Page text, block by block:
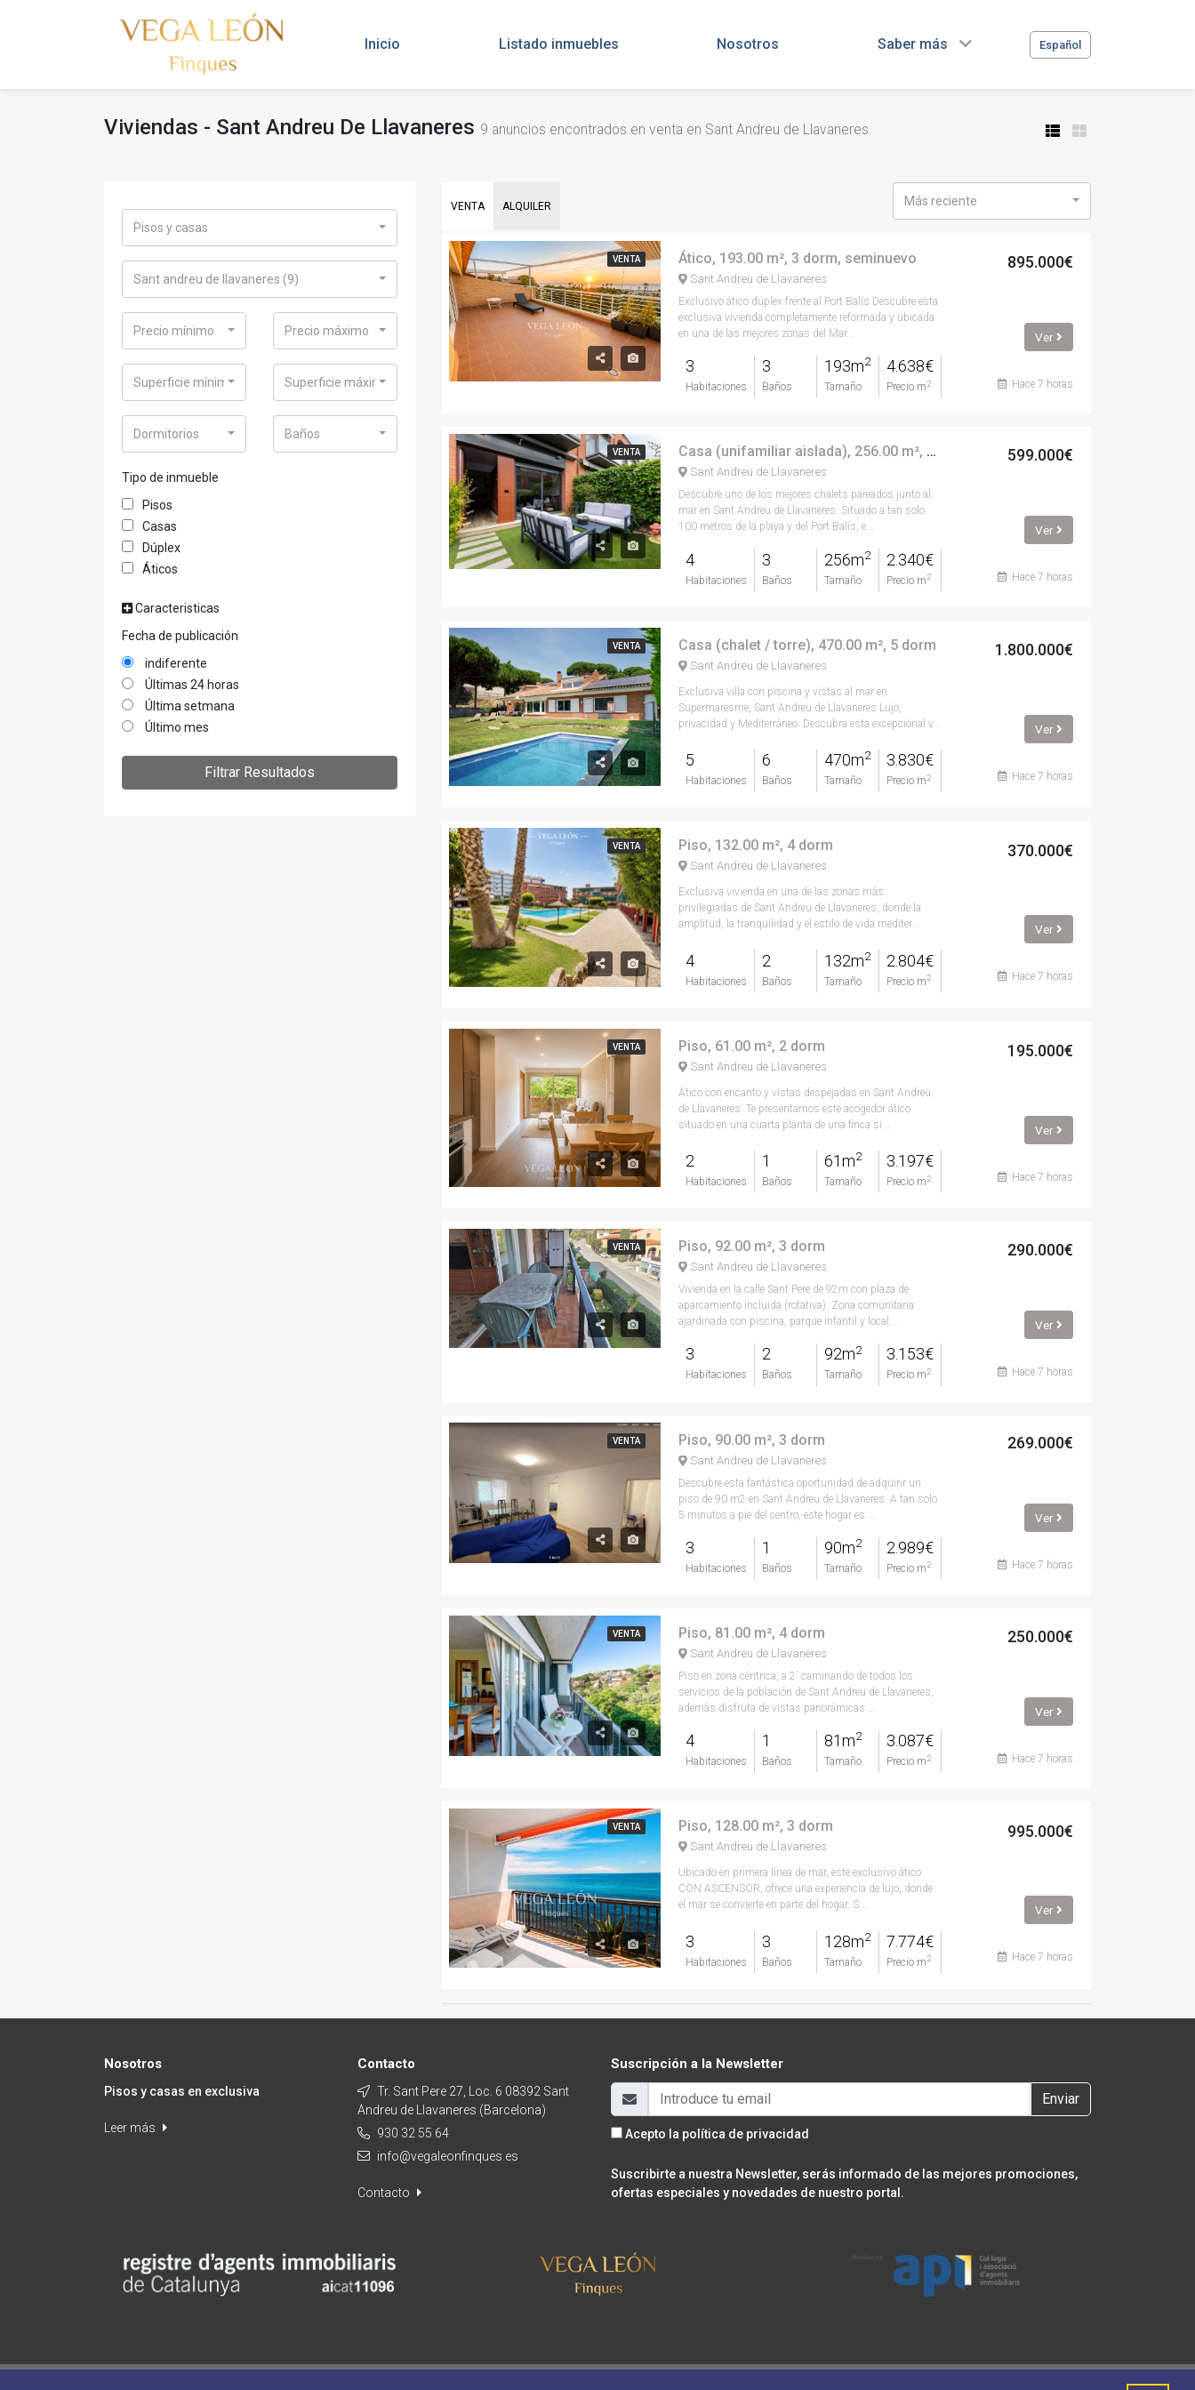
Inicio Listado inmuebles Nosotros Saber más Español
Viviendas - Sant Andreu De Llavaneres 9 anuncios encontrados en venta en Sant Andreu de Llavaneres.
Pisos y casas
Sant andreu de llavaneres (9)
Precio mínimo Precio máximo
Superficie mínima Superficie máxima
Dormitorios Baños
Tipo de inmueble
Pisos
Casas
Dúplex
Áticos
Caracteristicas
Fecha de publicación
indiferente
Últimas 24 horas
Última setmana
Último mes
Filtrar Resultados
VENTA ALQUILER Más reciente
VENTA Ático, 193.00 m², 3 dorm, seminuevo
Sant Andreu de Llavaneres
Exclusivo ático dúplex frente al Port Balís Descubre esta
exclusiva vivienda completamente reformada y ubicada
en una de las mejores zonas del Mar...
3
Habitaciones
3
Baños
193m2
Tamaño
4.638€
Precio m 2
895.000€
Ver
Hace 7 horas
VENTA Casa (unifamiliar aislada), 256.00 m², 4 dorm, seminuevo
Sant Andreu de Llavaneres
Descubre uno de los mejores chalets pareados junto al
mar en Sant Andreu de Llavaneres. Situado a tan solo
100 metros de la playa y del Port Balís, e...
4
Habitaciones
3
Baños
256m2
Tamaño
2.340€
Precio m 2
599.000€
Ver
Hace 7 horas
VENTA Casa (chalet / torre), 470.00 m², 5 dorm
Sant Andreu de Llavaneres
Exclusiva villa con piscina y vistas al mar en
Supermaresme, Sant Andreu de Llavaneres Lujo,
privacidad y Mediterráneo. Descubra esta excepcional v...
5
Habitaciones
6
Baños
470m2
Tamaño
3.830€
Precio m 2
1.800.000€
Ver
Hace 7 horas
VENTA Piso, 132.00 m², 4 dorm
Sant Andreu de Llavaneres
Exclusiva vivienda en una de las zonas más
privilegiadas de Sant Andreu de Llavaneres, donde la
amplitud, la tranquilidad y el estilo de vida mediter...
4
Habitaciones
2
Baños
132m2
Tamaño
2.804€
Precio m 2
370.000€
Ver
Hace 7 horas
VENTA Piso, 61.00 m², 2 dorm
Sant Andreu de Llavaneres
Ático con encanto y vistas despejadas en Sant Andreu
de Llavaneres. Te presentamos este acogedor ático
situado en una cuarta planta de una finca si...
2
Habitaciones
1
Baños
61m2
Tamaño
3.197€
Precio m 2
195.000€
Ver
Hace 7 horas
VENTA Piso, 92.00 m², 3 dorm
Sant Andreu de Llavaneres
Vivienda en la calle Sant Pere de 92m con plaza de
aparcamiento incluida (rotativa). Zona comunitaria
ajardinada con piscina, parque infantil y local...
3
Habitaciones
2
Baños
92m2
Tamaño
3.153€
Precio m 2
290.000€
Ver
Hace 7 horas
VENTA Piso, 90.00 m², 3 dorm
Sant Andreu de Llavaneres
Descubre esta fantástica oportunidad de adquirir un
piso de 90 m2 en Sant Andreu de Llavaneres. A tan solo
5 minutos a pie del centro, este hogar es ...
3
Habitaciones
1
Baños
90m2
Tamaño
2.989€
Precio m 2
269.000€
Ver
Hace 7 horas
VENTA Piso, 81.00 m², 4 dorm
Sant Andreu de Llavaneres
Piso en zona céntrica, a 2` caminando de todos los
servicios de la población de Sant Andreu de Llavaneres,
además disfruta de vistas panorámicas ...
4
Habitaciones
1
Baños
81m2
Tamaño
3.087€
Precio m 2
250.000€
Ver
Hace 7 horas
VENTA Piso, 128.00 m², 3 dorm
Sant Andreu de Llavaneres
Ubicado en primera línea de mar, este exclusivo ático
CON ASCENSOR, ofrece una experiencia de lujo, donde
el mar se convierte en parte del hogar. S...
3
Habitaciones
3
Baños
128m2
Tamaño
7.774€
Precio m 2
995.000€
Ver
Hace 7 horas
Nosotros
Pisos y casas en exclusiva
Leer más
Contacto
Tr. Sant Pere 27, Loc. 6 08392 Sant
Andreu de Llavaneres (Barcelona)
930 32 55 64
info@vegaleonfinques.es
Contacto
Suscripción a la Newsletter
Enviar
Acepto la política de privacidad
Suscribirte a nuestra Newsletter, serás informado de las mejores promociones,
ofertas especiales y novedades de nuestro portal.